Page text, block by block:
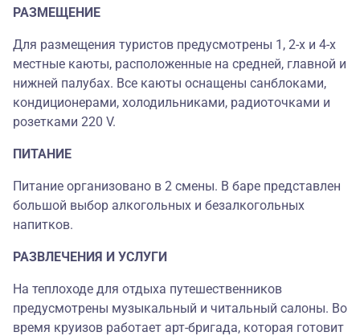
РАЗМЕЩЕНИЕ
Для размещения туристов предусмотрены 1, 2-х и 4-х
местные каюты, расположенные на средней, главной и
нижней палубах. Все каюты оснащены санблоками,
кондиционерами, холодильниками, радиоточками и
розетками 220 V.
ПИТАНИЕ
Питание организовано в 2 смены. В баре представлен
большой выбор алкогольных и безалкогольных
напитков.
РАЗВЛЕЧЕНИЯ И УСЛУГИ
На теплоходе для отдыха путешественников
предусмотрены музыкальный и читальный салоны. Во
время круизов работает арт-бригада, которая готовит